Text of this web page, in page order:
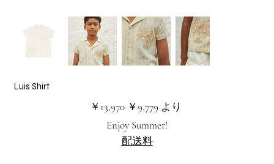
Luis Shirt
元
の
￥13,970
セ
ー
価
格
￥9,779 より
Enjoy Summer!
配送料